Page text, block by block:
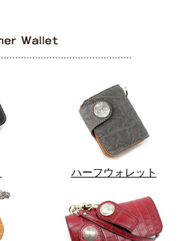
ハーフウォレット